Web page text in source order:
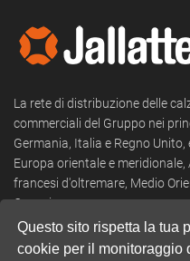
Questo sito rispetta la tua
cookie per il monitoraggio
La rete di distribuzione delle
commerciali del Gruppo nei
Germania, Italia e Regno
Europa orientale e
francesi d'oltremare, Medio
Oceania.
+39 0322 53 94 50